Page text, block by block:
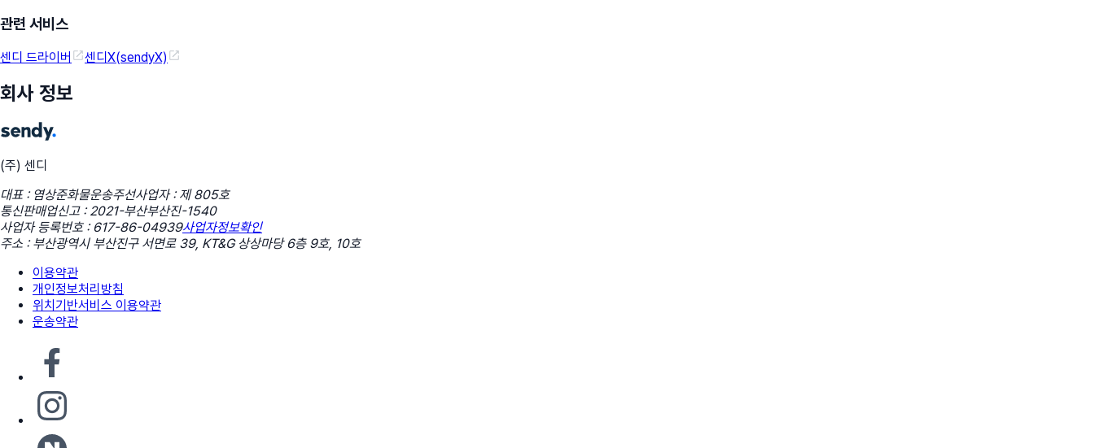
관련 서비스
센디 드라이버 센디X(sendyX)
회사 정보
(주) 센디
대표 : 염상준화물운송주선사업자 : 제 805호
통신판매업신고 : 2021-부산부산진-1540
사업자 등록번호 : 617-86-04939사업자정보확인
주소 : 부산광역시 부산진구 서면로 39, KT&G 상상마당 6층 9호, 10호
이용약관
개인정보처리방침
위치기반서비스 이용약관
운송약관